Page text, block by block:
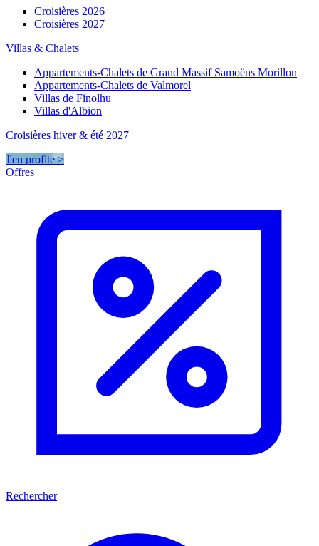
Croisières 2026
Croisières 2027
Villas & Chalets
Appartements-Chalets de Grand Massif Samoëns Morillon
Appartements-Chalets de Valmorel
Villas de Finolhu
Villas d'Albion
Croisières hiver & été 2027
J'en profite >
Offres
Rechercher